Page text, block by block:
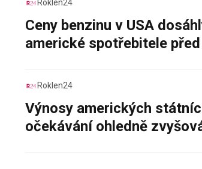
Roklen24
Ceny benzinu v USA
americké spotřebitele
Roklen24
Výnosy amerických
očekávání ohledně